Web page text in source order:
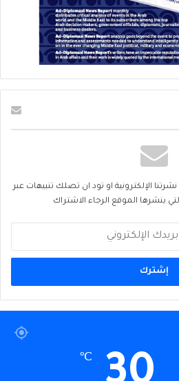
الإلكترونية او تود ان تصلك تنبيهات عبر
ينشرها الموقع الرجاء الاشتراك
℃